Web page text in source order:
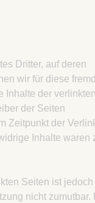
Dritter, auf deren
wir für diese
Inhalte der verlinkten
der Seiten
Zeitpunkt der
Inhalte waren
Seiten ist jedoch
nicht zumutbar.